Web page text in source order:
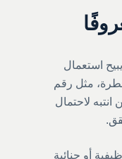
استعمال
مثل رقم
لاحتمال
أو جنائية